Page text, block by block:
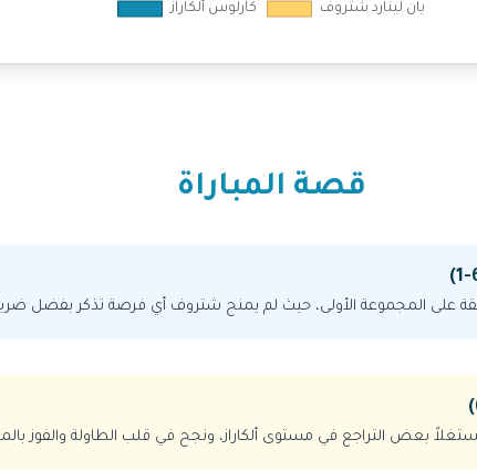
قصة المباراة
على المجموعة الأولى، حيث لم يمنح شتروف أي فرصة تذكر بفضل
بعض التراجع في مستوى ألكاراز، ونجح في قلب الطاولة والفوز